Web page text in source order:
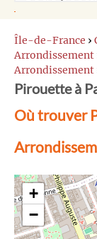
Île-de-France ›
Arrondissement
Arrondissement
Pirouette à
Où trouver
+
−